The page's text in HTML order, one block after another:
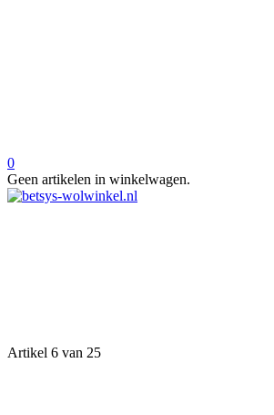
0
Geen artikelen in winkelwagen.
Artikel 6 van 25